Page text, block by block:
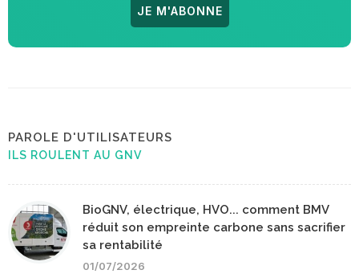
JE M'ABONNE
PAROLE D'UTILISATEURS
ILS ROULENT AU GNV
BioGNV, électrique, HVO... comment BMV
réduit son empreinte carbone sans sacrifier
sa rentabilité
01/07/2026